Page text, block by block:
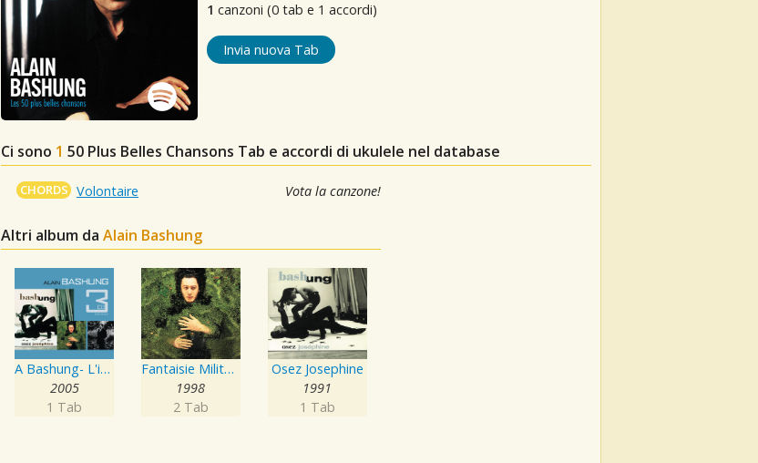
1 canzoni (0 tab e 1 accordi)
Invia nuova Tab
Ci sono 1 50 Plus Belles Chansons Tab e accordi di ukulele nel database
CHORDS Volontaire Vota la canzone!
Altri album daAlain Bashung
A Bashung- L'imprudence / Fantaisie Militaire / Osez Josephine
2005
1 Tab
Fantaisie Militaire
1998
2 Tab
Osez Josephine
1991
1 Tab